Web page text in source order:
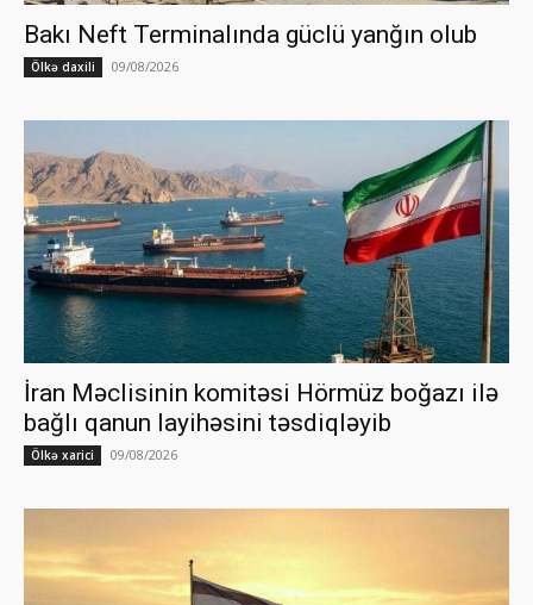
Bakı Neft Terminalında güclü yanğın olub
Ölkə daxili 09/08/2026
İran Məclisinin komitəsi Hörmüz boğazı ilə
bağlı qanun layihəsini təsdiqləyib
Ölkə xarici 09/08/2026